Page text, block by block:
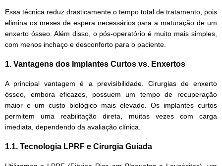
Essa técnica reduz drasticamente o tempo total de tratamento, pois
elimina os meses de espera necessários para a maturação de um
enxerto ósseo. Além disso, o pós-operatório é muito mais simples,
com menos inchaço e desconforto para o paciente.
1. Vantagens dos Implantes Curtos vs. Enxertos
A principal vantagem é a previsibilidade. Cirurgias de enxerto
ósseo, embora eficazes, possuem um tempo de recuperação
maior e um custo biológico mais elevado. Os implantes curtos
permitem uma reabilitação direta, muitas vezes com carga
imediata, dependendo da avaliação clínica.
1.1. Tecnologia LPRF e Cirurgia Guiada